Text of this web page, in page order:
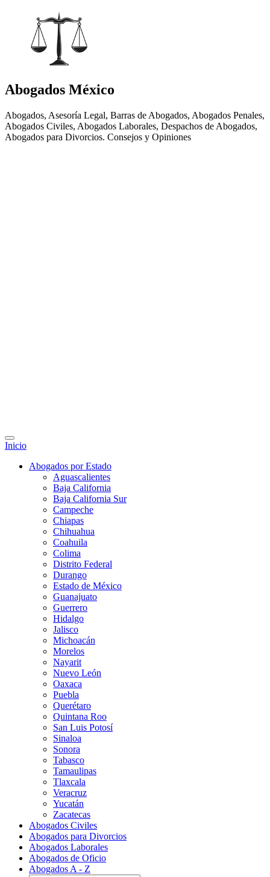
Abogados México
Abogados, Asesoría Legal, Barras de Abogados, Abogados Penales,
Abogados Civiles, Abogados Laborales, Despachos de Abogados,
Abogados para Divorcios. Consejos y Opiniones
Inicio
Abogados por Estado
Aguascalientes
Baja California
Baja California Sur
Campeche
Chiapas
Chihuahua
Coahuila
Colima
Distrito Federal
Durango
Estado de México
Guanajuato
Guerrero
Hidalgo
Jalisco
Michoacán
Morelos
Nayarit
Nuevo León
Oaxaca
Puebla
Querétaro
Quintana Roo
San Luis Potosí
Sinaloa
Sonora
Tabasco
Tamaulipas
Tlaxcala
Veracruz
Yucatán
Zacatecas
Abogados Civiles
Abogados para Divorcios
Abogados Laborales
Abogados de Oficio
Abogados A - Z